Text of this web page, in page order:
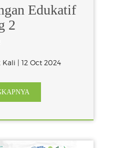
Edukatif
2
Kali | 12 Oct 2024